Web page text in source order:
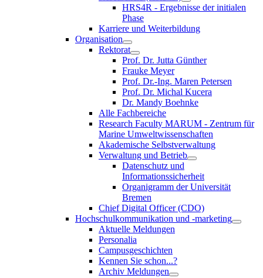
HRS4R - Ergebnisse der initialen
Phase
Karriere und Weiterbildung
Organisation
Rektorat
Prof. Dr. Jutta Günther
Frauke Meyer
Prof. Dr.-Ing. Maren Petersen
Prof. Dr. Michal Kucera
Dr. Mandy Boehnke
Alle Fachbereiche
Research Faculty MARUM - Zentrum für
Marine Umweltwissenschaften
Akademische Selbstverwaltung
Verwaltung und Betrieb
Datenschutz und
Informationssicherheit
Organigramm der Universität
Bremen
Chief Digital Officer (CDO)
Hochschulkommunikation und -marketing
Aktuelle Meldungen
Personalia
Campusgeschichten
Kennen Sie schon...?
Archiv Meldungen